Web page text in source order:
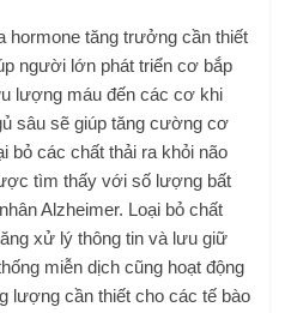
hormone tăng trưởng cần thiết
người lớn phát triển cơ bắp
lượng máu đến các cơ khi
sâu sẽ giúp tăng cường cơ
bỏ các chất thải ra khỏi não
tìm thấy với số lượng bất
Alzheimer. Loại bỏ chất
xử lý thông tin và lưu giữ
miễn dịch cũng hoạt động
lượng cần thiết cho các tế bào